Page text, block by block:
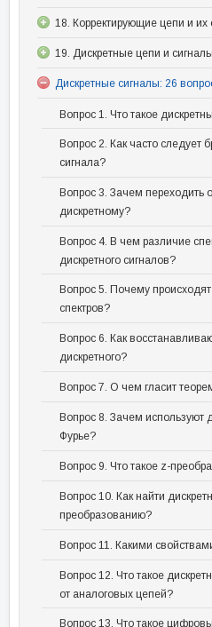
18. Корректирующие цепи и их
19. Дискретные цепи и сигналы
Дискретные сигналы: 26
Вопрос 1. Что такое
Вопрос 2. Как часто следует
сигнала?
Вопрос 3. Зачем переходить
дискретному?
Вопрос 4. В чем различие
дискретного сигналов?
Вопрос 5. Почему
спектров?
Вопрос 6. Как
дискретного?
Вопрос 7. О чем гласит
Вопрос 8. Зачем используют
Фурье?
Вопрос 9. Что такое z-
Вопрос 10. Как найти
преобразованию?
Вопрос 11. Какими
Вопрос 12. Что такое
от аналоговых цепей?
Вопрос 13. Что такое